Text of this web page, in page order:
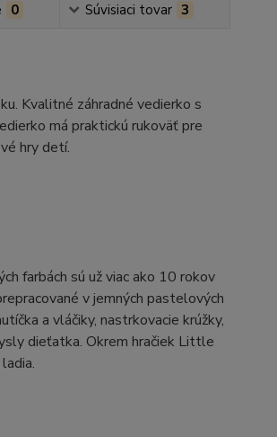
0 Súvisiaci tovar 3
Kvalitné záhradné vedierko s
má praktickú rukoväť pre
hry detí.
farbách sú už viac ako 10 rokov
v jemných pastelových
a vláčiky, nastrkovacie krúžky,
dieťatka. Okrem hračiek Little